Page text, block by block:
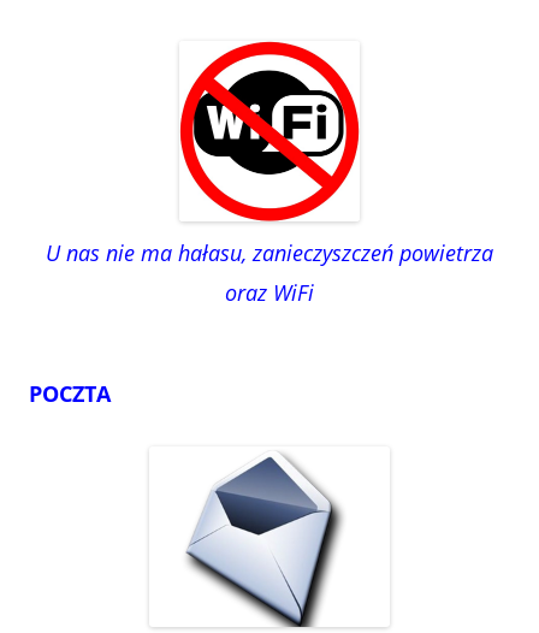
U nas nie ma hałasu, zanieczyszczeń powietrza
oraz WiFi
POCZTA